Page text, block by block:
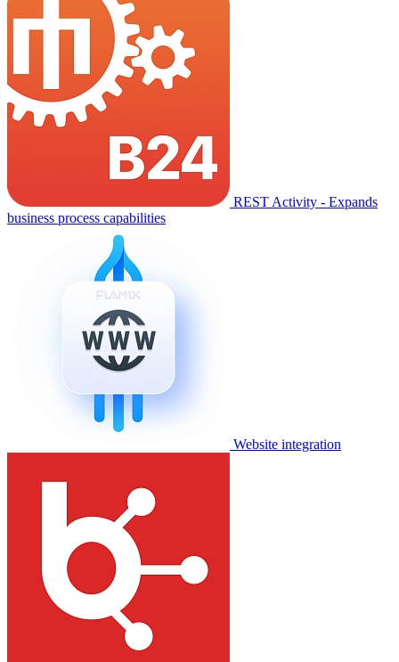
REST Activity - Expands
business process capabilities
Website integration